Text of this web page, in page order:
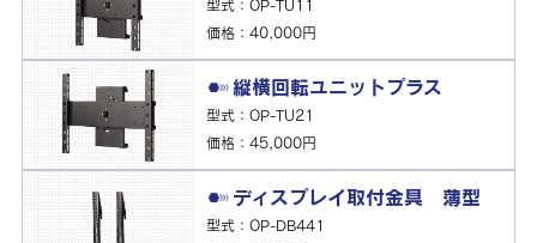
型式：OP-TU11
価格：40,000円
縦横回転ユニットプラス
型式：OP-TU21
価格：45,000円
ディスプレイ取付金具 薄型
型式：OP-DB441